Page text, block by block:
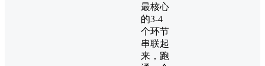
最核心
的3-4
个环节
串联起
来，跑